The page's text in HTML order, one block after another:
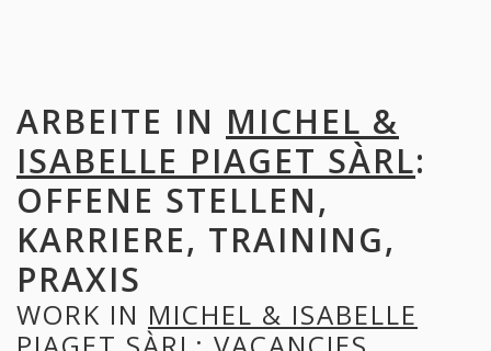
ARBEITE IN MICHEL &
ISABELLE PIAGET SÀRL:
OFFENE STELLEN,
KARRIERE, TRAINING,
PRAXIS
WORK IN MICHEL & ISABELLE